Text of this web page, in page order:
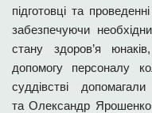
підготовці та
забезпечуючи
стану здоров’я
допомогу персоналу
суддівстві
та Олександр